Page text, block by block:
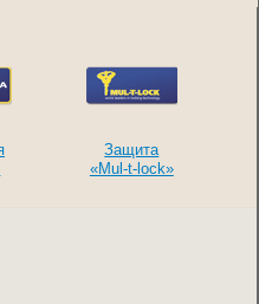
Защита
«Mul-t-lock»